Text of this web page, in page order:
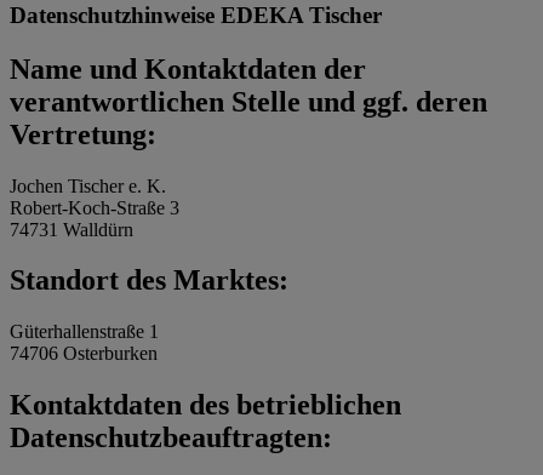
Datenschutzhinweise EDEKA Tischer
Name und Kontaktdaten der
verantwortlichen Stelle und ggf. deren
Vertretung:
Jochen Tischer e. K.
Robert-Koch-Straße 3
74731 Walldürn
Standort des Marktes:
Güterhallenstraße 1
74706 Osterburken
Kontaktdaten des betrieblichen
Datenschutzbeauftragten: